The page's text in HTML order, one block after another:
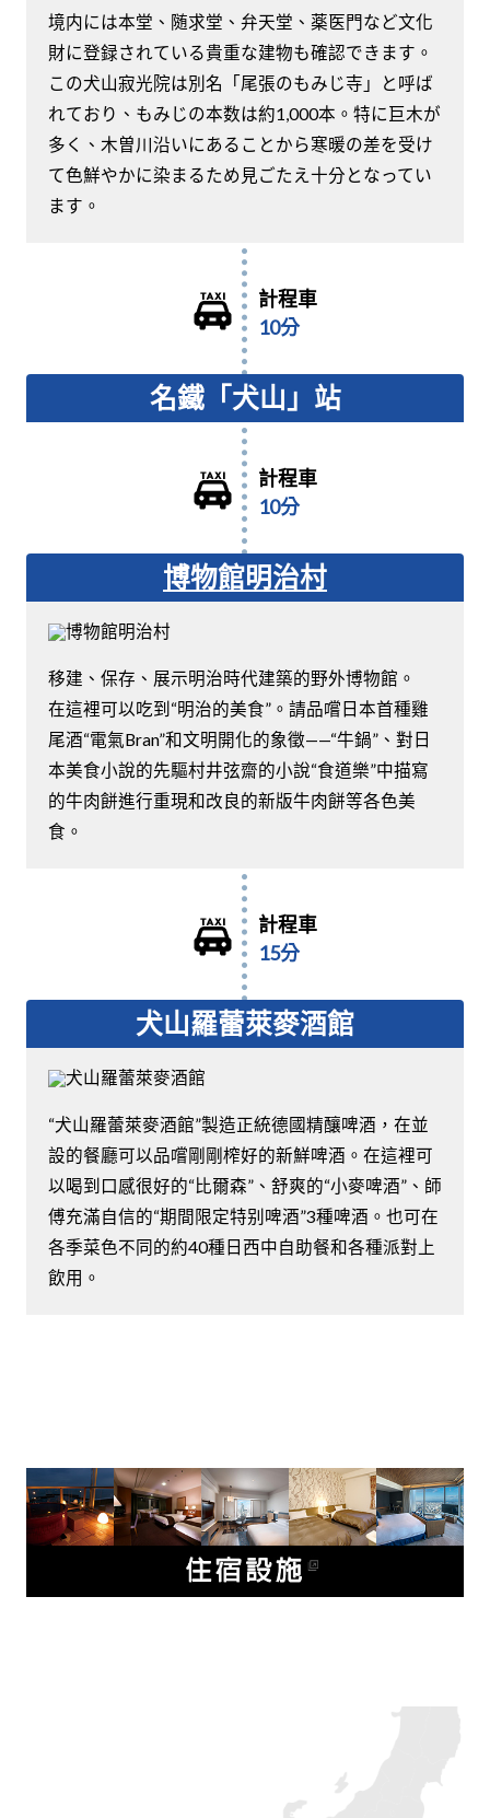
境内には本堂、随求堂、弁天堂、薬医門など文化
財に登録されている貴重な建物も確認できます。
この犬山寂光院は別名「尾張のもみじ寺」と呼ば
れており、もみじの本数は約1,000本。特に巨木が
多く、木曽川沿いにあることから寒暖の差を受け
て色鮮やかに染まるため見ごたえ十分となってい
ます。
計程車
10分
名鐵「犬山」站
計程車
10分
博物館明治村
移建、保存、展示明治時代建築的野外博物館。
在這裡可以吃到“明治的美食”。請品嚐日本首種雞
尾酒“電氣Bran”和文明開化的象徵——“牛鍋”、對日
本美食小說的先驅村井弦齋的小說“食道樂”中描寫
的牛肉餅進行重現和改良的新版牛肉餅等各色美
食。
計程車
15分
犬山羅蕾萊麥酒館
“犬山羅蕾萊麥酒館”製造正統德國精釀啤酒，在並
設的餐廳可以品嚐剛剛榨好的新鮮啤酒。在這裡可
以喝到口感很好的“比爾森”、舒爽的“小麥啤酒”、師
傅充滿自信的“期間限定特别啤酒”3種啤酒。也可在
各季菜色不同的約40種日西中自助餐和各種派對上
飲用。